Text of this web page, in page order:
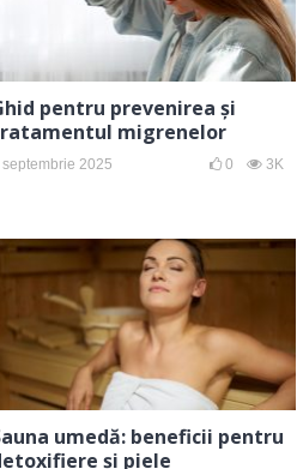
pentru prevenirea și
migrenelor
septembrie 2025 0 3K
umedă: beneficii pentru
și piele